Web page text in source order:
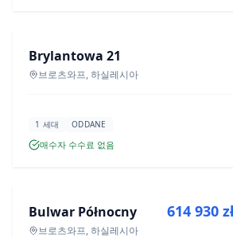
신규 분양
Brylantowa 21
브로츠와프, 하실레시아
1 세대 ODDANE
매수자 수수료 없음
신규 분양
Bulwar Północny
브로츠와프, 하실레시아
614 930